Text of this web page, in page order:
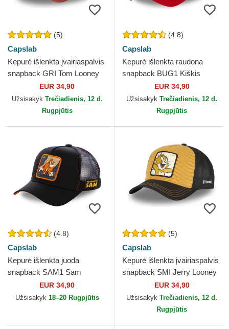
(5)
Capslab
Kepurė išlenkta įvairiaspalvis
snapback GRI Tom Looney
Tunes CapslabEUR 34,90
Užsisakyk Trečiadienis, 12 d.
Rugpjūtis
(4.8)
Capslab
Kepurė išlenkta raudona
snapback BUG1 Kiškis
Bagsis Looney Tunes
Capslab
EUR 34,90
Užsisakyk Trečiadienis, 12 d.
Rugpjūtis
(4.8)
Capslab
Kepurė išlenkta juoda
snapback SAM1 Sam
Bigotes Looney Tunes
Capslab
EUR 34,90
Užsisakyk 18–20 Rugpjūtis
(5)
Capslab
Kepurė išlenkta įvairiaspalvis
snapback SMI Jerry Looney
Tunes CapslabEUR 34,90
Užsisakyk Trečiadienis, 12 d.
Rugpjūtis